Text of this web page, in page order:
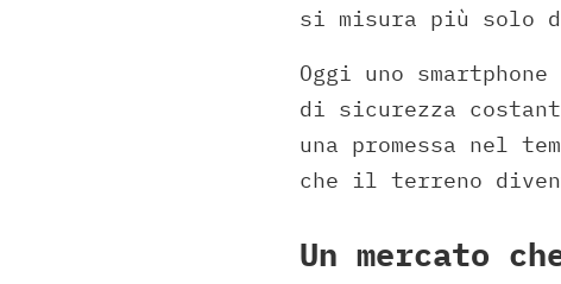
si misura più solo
Oggi uno
di sicurezza
una promessa nel
che il terreno
Un mercato